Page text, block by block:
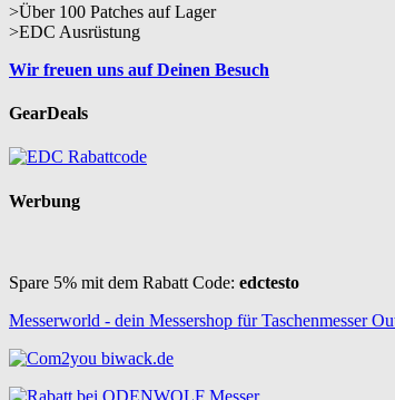
>Über 100 Patches auf Lager
>EDC Ausrüstung
Wir freuen uns auf Deinen Besuch
GearDeals
Werbung
Spare 5% mit dem Rabatt Code: edctesto
Messerworld - dein Messershop für Taschenmesser